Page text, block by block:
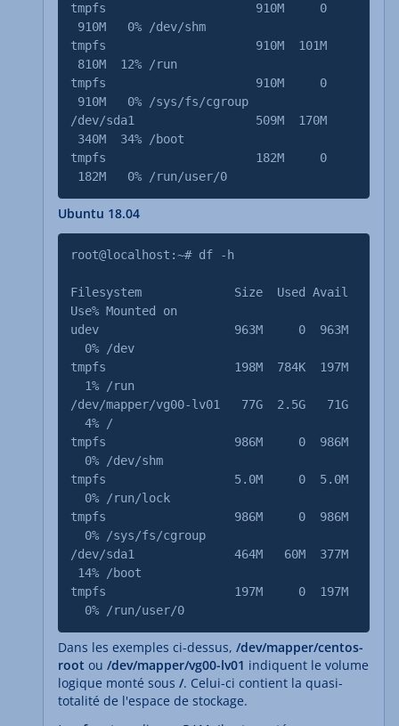
tmpfs 910M 0
910M 0% /dev/shm
tmpfs 910M 101M
810M 12% /run
tmpfs 910M 0
910M 0% /sys/fs/cgroup
/dev/sda1 509M 170M
340M 34% /boot
tmpfs 182M 0
182M 0% /run/user/0
Ubuntu 18.04
root@localhost:~# df -h
Filesystem Size Used Avail
Use% Mounted on
udev 963M 0 963M
0% /dev
tmpfs 198M 784K 197M
1% /run
/dev/mapper/vg00-lv01 77G 2.5G 71G
4% /
tmpfs 986M 0 986M
0% /dev/shm
tmpfs 5.0M 0 5.0M
0% /run/lock
tmpfs 986M 0 986M
0% /sys/fs/cgroup
/dev/sda1 464M 60M 377M
14% /boot
tmpfs 197M 0 197M
0% /run/user/0
Dans les exemples ci-dessus, /dev/mapper/centos-
root ou /dev/mapper/vg00-lv01 indiquent le volume
logique monté sous /. Celui-ci contient la quasi-
totalité de l'espace de stockage.